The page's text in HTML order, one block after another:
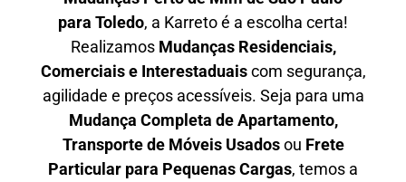
para Toledo, a Karreto é a escolha certa!
Realizamos Mudanças Residenciais,
Comerciais e Interestaduaiscom segurança,
agilidade e preços acessíveis. Seja para uma
Mudança Completa de Apartamento,
Transporte de Móveis Usadosou Frete
Particular para Pequenas Cargas, temos a